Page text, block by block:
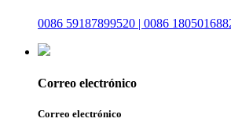
0086 59187899520 | 0086
Correo electrónico
Correo electrónico